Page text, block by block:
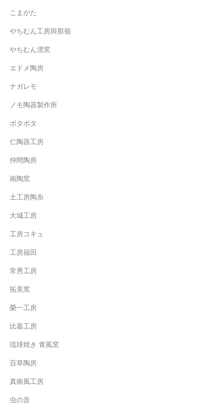
こまがた
やちむん工房與那嶺
やちむん漂窯
エドメ陶房
ナガレモ
ノモ陶器製作所
ボタポタ
仁陶器工房
仲間陶房
南陶窯
土工房陶糸
大城工房
工房コキュ
工房福田
常秀工房
拓美窯
榮一工房
比嘉工房
琉球焼き 青風窯
百草陶房
真南風工房
虫の音